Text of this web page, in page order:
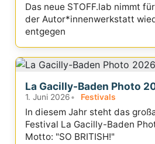
Das neue STOFF.lab nimmt
der Autor*innenwerkstatt
entgegen
La Gacilly-Baden Photo
1. Juni 2026 Festivals
In diesem Jahr steht das
Festival La Gacilly-Baden
Motto: "SO BRITISH!"